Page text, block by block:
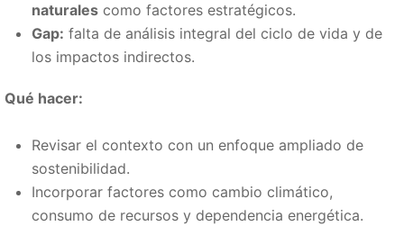
naturales como factores estratégicos.
Gap: falta de análisis integral del ciclo de vida y de
los impactos indirectos.
Qué hacer:
Revisar el contexto con un enfoque ampliado de
sostenibilidad.
Incorporar factores como cambio climático,
consumo de recursos y dependencia energética.